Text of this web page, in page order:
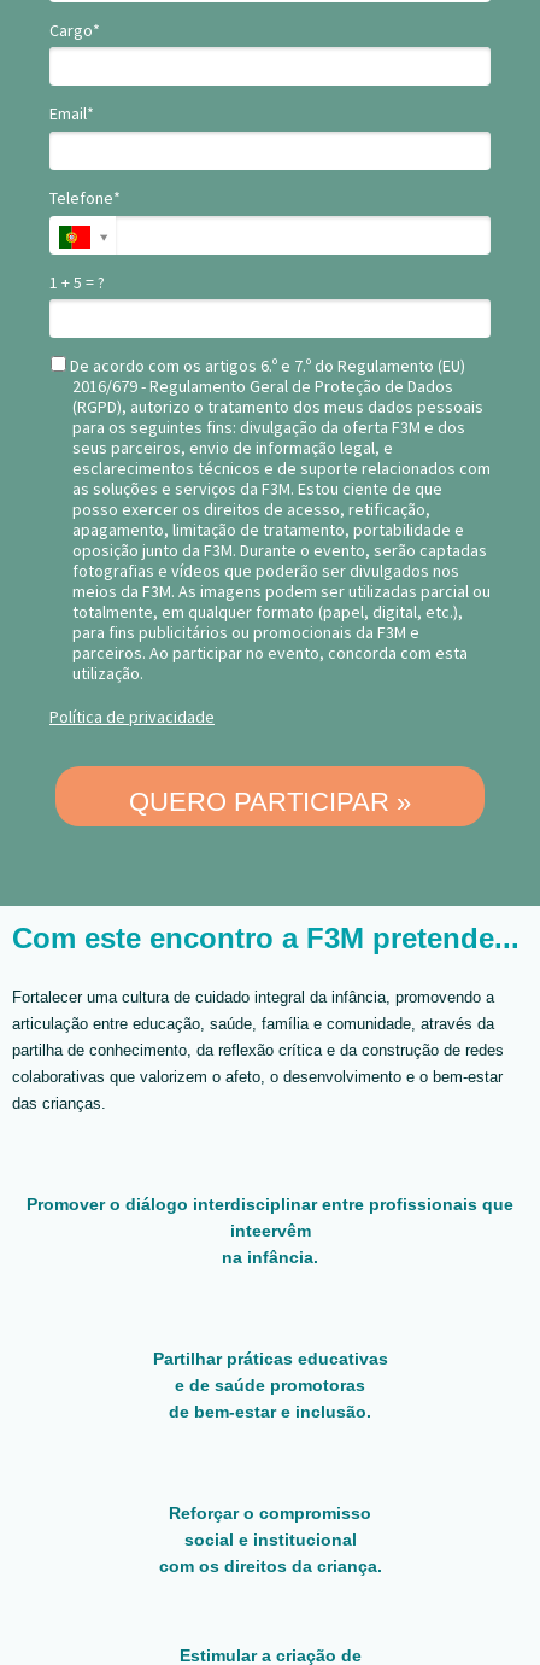
Cargo*
Email*
Telefone*
1 + 5 = ?
De acordo com os artigos 6.º e 7.º do Regulamento (EU)
2016/679 - Regulamento Geral de Proteção de Dados
(RGPD), autorizo o tratamento dos meus dados pessoais
para os seguintes fins: divulgação da oferta F3M e dos
seus parceiros, envio de informação legal, e
esclarecimentos técnicos e de suporte relacionados com
as soluções e serviços da F3M. Estou ciente de que
posso exercer os direitos de acesso, retificação,
apagamento, limitação de tratamento, portabilidade e
oposição junto da F3M. Durante o evento, serão captadas
fotografias e vídeos que poderão ser divulgados nos
meios da F3M. As imagens podem ser utilizadas parcial ou
totalmente, em qualquer formato (papel, digital, etc.),
para fins publicitários ou promocionais da F3M e
parceiros. Ao participar no evento, concorda com esta
utilização.
Política de privacidade
QUERO PARTICIPAR »
Com este encontro a F3M pretende...
Fortalecer uma cultura de cuidado integral da infância, promovendo a
articulação entre educação, saúde, família e comunidade, através da
partilha de conhecimento, da reflexão crítica e da construção de redes
colaborativas que valorizem o afeto, o desenvolvimento e o bem-estar
das crianças.
Promover o diálogo interdisciplinar entre profissionais que
inteervêm
na infância.
Partilhar práticas educativas
e de saúde promotoras
de bem-estar e inclusão.
Reforçar o compromisso
social e institucional
com os direitos da criança.
Estimular a criação de